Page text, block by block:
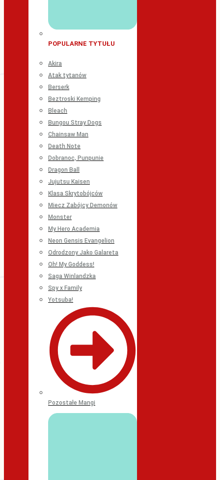
POPULARNE TYTUŁU
Akira
Atak tytanów
Berserk
Beztroski Kemping
Bleach
Bungou Stray Dogs
Chainsaw Man
Death Note
Dobranoc, Punpunie
Dragon Ball
Jujutsu Kaisen
Klasa Skrytobójców
Miecz Zabójcy Demonów
Monster
My Hero Academia
Neon Gensis Evangelion
Odrodzony Jako Galareta
Oh! My Goddess!
Saga Winlandzka
Spy x Family
Yotsuba!
Pozostałe Mangi